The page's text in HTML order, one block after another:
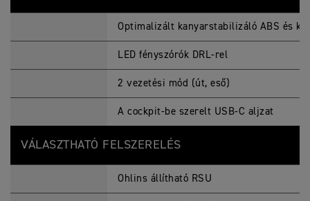
Optimalizált kanyarstabilizáló ABS és
LED fényszórók DRL-rel
2 vezetési mód (út, eső)
A cockpit-be szerelt USB-C aljzat
VÁLASZTHATÓ FELSZERELÉS
Ohlins állítható RSU